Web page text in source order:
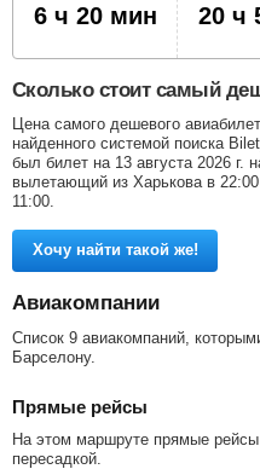
6 ч 20 мин 20 ч
Сколько стоит самый
Цена самого дешевого
найденного системой поиска
был билет на 13 августа 2026 г.
вылетающий из Харькова в
11:00.
Хочу найти такой же!
Авиакомпании
Список 9 авиакомпаний,
Барселону.
Прямые рейсы
На этом маршруте прямые рейсы
пересадкой.